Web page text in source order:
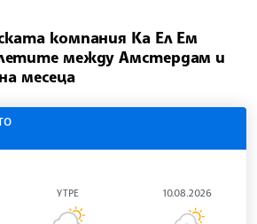
компания Ка Ел Ем
между Амстердам и
месеца
УТРЕ 10.08.2026